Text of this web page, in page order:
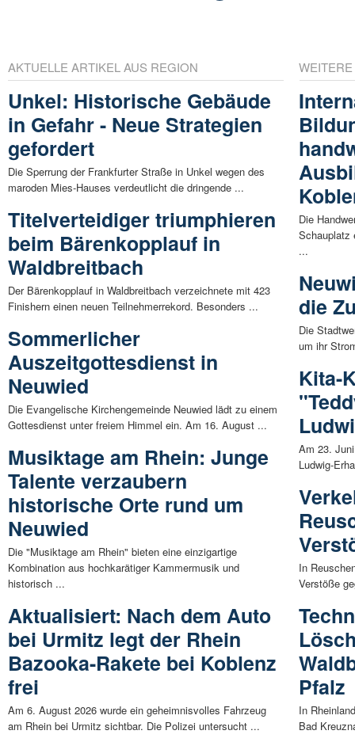
AKTUELLE ARTIKEL AUS REGION
Unkel: Historische Gebäude
in Gefahr - Neue Strategien
gefordert
Die Sperrung der Frankfurter Straße in Unkel wegen des
maroden Mies-Hauses verdeutlicht die dringende ...
Titelverteidiger triumphieren
beim Bärenkopplauf in
Waldbreitbach
Der Bärenkopplauf in Waldbreitbach verzeichnete mit 423
Finishern einen neuen Teilnehmerrekord. Besonders ...
Sommerlicher
Auszeitgottesdienst in
Neuwied
Die Evangelische Kirchengemeinde Neuwied lädt zu einem
Gottesdienst unter freiem Himmel ein. Am 16. August ...
Musiktage am Rhein: Junge
Talente verzaubern
historische Orte rund um
Neuwied
Die "Musiktage am Rhein" bieten eine einzigartige
Kombination aus hochkarätiger Kammermusik und
historisch ...
Aktualisiert: Nach dem Auto
bei Urmitz legt der Rhein
Bazooka-Rakete bei Koblenz
frei
Am 6. August 2026 wurde ein geheimnisvolles Fahrzeug
am Rhein bei Urmitz sichtbar. Die Polizei untersucht ...
Die
Schauplatz
...
die
Die
um ihr
Kita-
Am 23.
Ludwig-
In
Verstöße
Pfalz
In
Bad